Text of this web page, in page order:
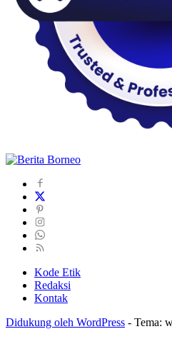
Kode Etik
Redaksi
Kontak
Didukung oleh WordPress - Tema: